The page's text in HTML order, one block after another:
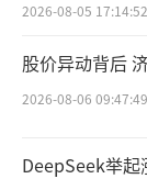
NM26
1，前者触
肤瘙痒和随
变AD的护
症和瘙痒的
2026-08-05 17:14:52
股价异动背后
2026-08-06 09:47:49
DeepSeek举起